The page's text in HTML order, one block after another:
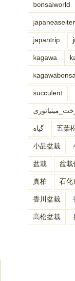
bonsaiworld
japantrip
kagawa
succulent
گیاه 五葉
小品盆栽
盆栽 盆栽
真柏 石化
香川盆栽
高松盆栽